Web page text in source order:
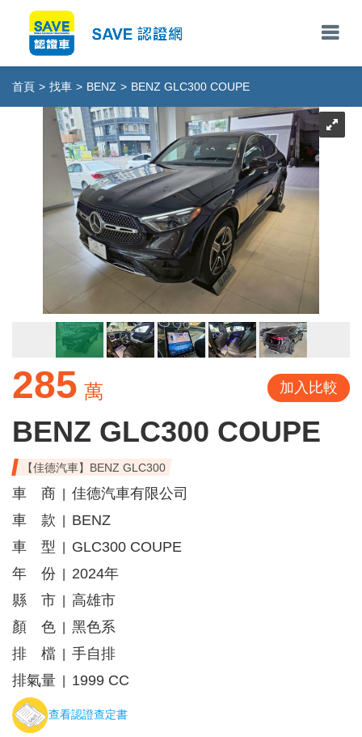
首頁 > 找車 > BENZ > BENZ GLC300 COUPE
285 萬 加入比較
BENZ GLC300 COUPE
【佳德汽車】BENZ GLC300
車 商
佳德汽車有限公司
車 款
BENZ
車 型
GLC300 COUPE
年 份
2024年
縣 市
高雄市
顏 色
黑色系
排 檔
手自排
排氣量
1999 CC
查看認證查定書